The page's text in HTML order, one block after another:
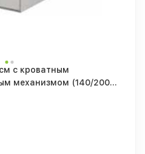
с кроватным
механизмом (140/200